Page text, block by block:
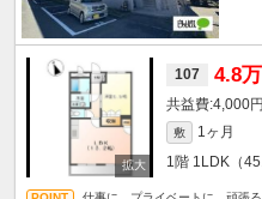
107 4.8
4,000円
敷 1ヶ月
1階 1LDK（